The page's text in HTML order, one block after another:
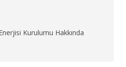
Kurulumu Hakkında